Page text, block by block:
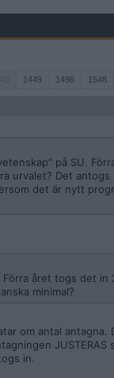
1449 1498 1548
på SU.
urvalet? Det antogs
det är nytt
Förra året togs det in
minimal?
om antal antagna.
JUSTERAS
in.